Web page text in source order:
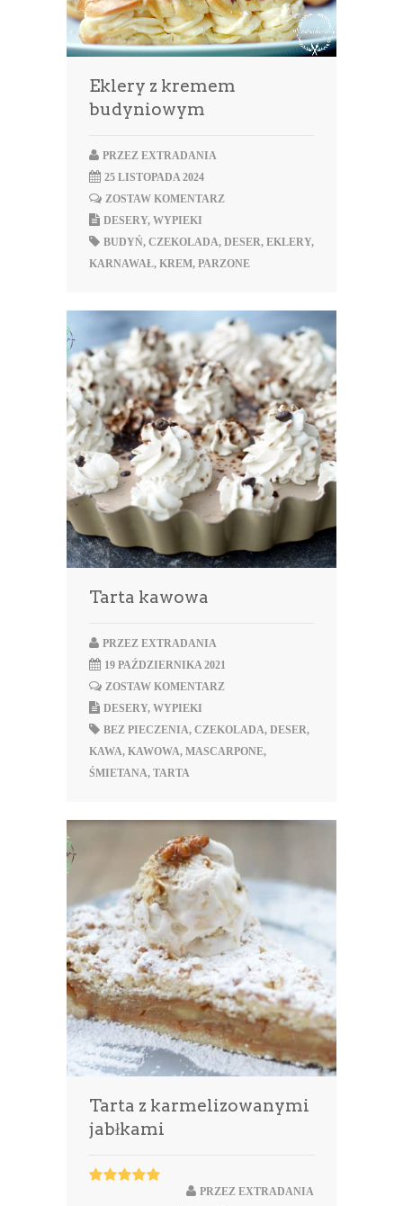
Eklery z kremem
budyniowym
PRZEZ EXTRADANIA
25 LISTOPADA 2024
ZOSTAW KOMENTARZ
DESERY, WYPIEKI
BUDYŃ, CZEKOLADA, DESER, EKLERY,
KARNAWAŁ, KREM, PARZONE
Tarta kawowa
PRZEZ EXTRADANIA
19 PAŹDZIERNIKA 2021
ZOSTAW KOMENTARZ
DESERY, WYPIEKI
BEZ PIECZENIA, CZEKOLADA, DESER,
KAWA, KAWOWA, MASCARPONE,
ŚMIETANA, TARTA
Tarta z karmelizowanymi
jabłkami
PRZEZ EXTRADANIA